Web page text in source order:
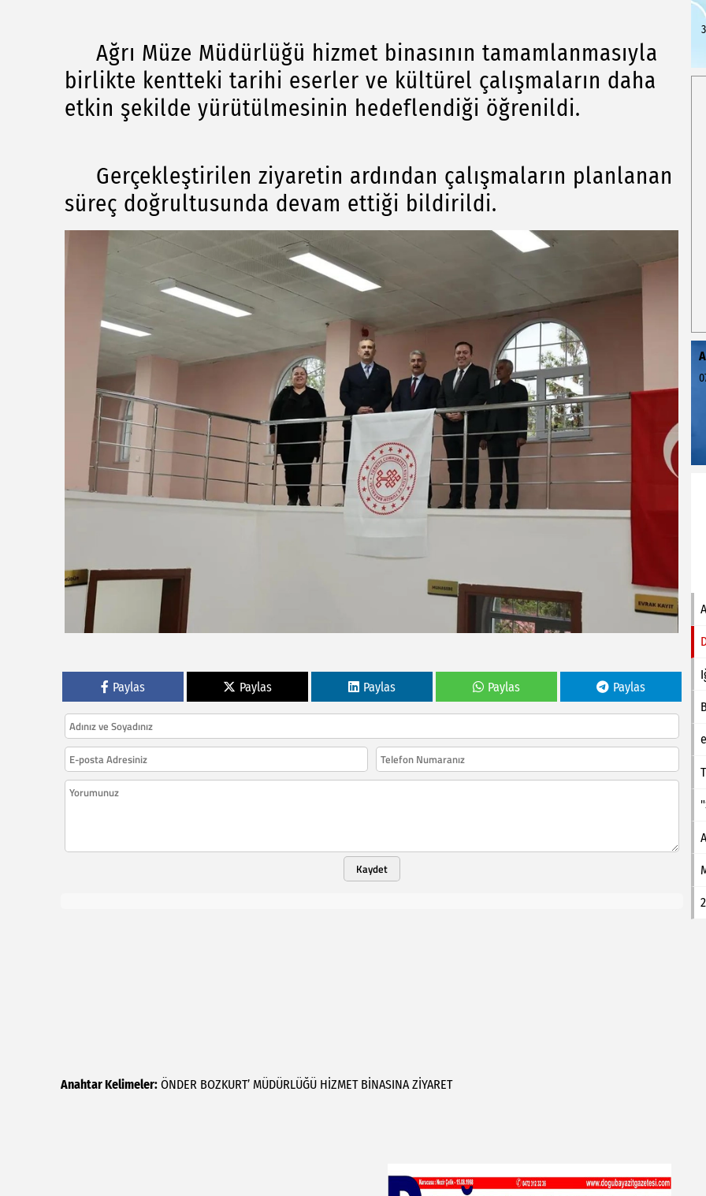
Ağrı Müze Müdürlüğü hizmet binasının tamamlanmasıyla
birlikte kentteki tarihi eserler ve kültürel çalışmaların daha
etkin şekilde yürütülmesinin hedeflendiği öğrenildi.
Gerçekleştirilen ziyaretin ardından çalışmaların planlanan
süreç doğrultusunda devam ettiği bildirildi.
Paylas Paylas Paylas Paylas Paylas
Kaydet
Anahtar Kelimeler: ÖNDER BOZKURT’ MÜDÜRLÜĞÜ HİZMET BİNASINA ZİYARET